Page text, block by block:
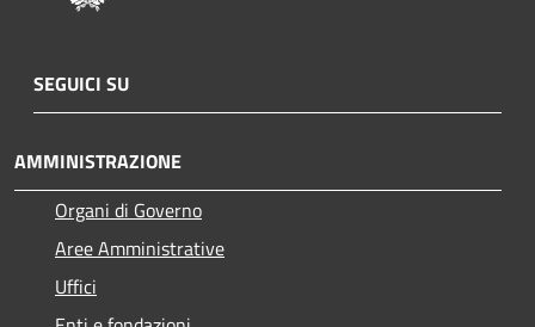
SEGUICI SU
AMMINISTRAZIONE
Organi di Governo
Aree Amministrative
Uffici